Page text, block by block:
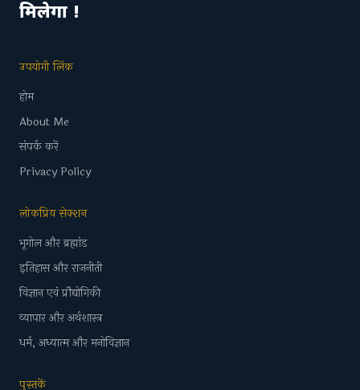
मिलेगा !
उपयोगी लिंक
होम
About Me
संपर्क करें
Privacy Policy
लोकप्रिय सेक्शन
भूगोल और ब्रह्मांड
इतिहास और राजनीती
विज्ञान एवं प्रौद्योगिकी
व्यापार और अर्थशास्त्र
धर्म, अध्यात्म और मनोविज्ञान
पुस्तकें